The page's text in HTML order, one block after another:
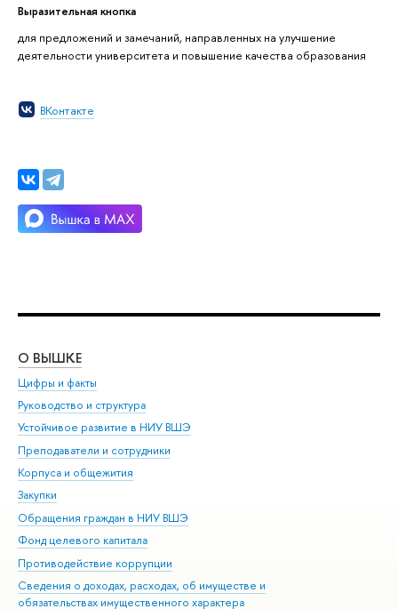
Выразительная кнопка
для предложений и замечаний, направленных на улучшение
деятельности университета и повышение качества образования
ВКонтакте
О ВЫШКЕ
Цифры и факты
Руководство и структура
Устойчивое развитие в НИУ ВШЭ
Преподаватели и сотрудники
Корпуса и общежития
Закупки
Обращения граждан в НИУ ВШЭ
Фонд целевого капитала
Противодействие коррупции
Сведения о доходах, расходах, об имуществе и
обязательствах имущественного характера